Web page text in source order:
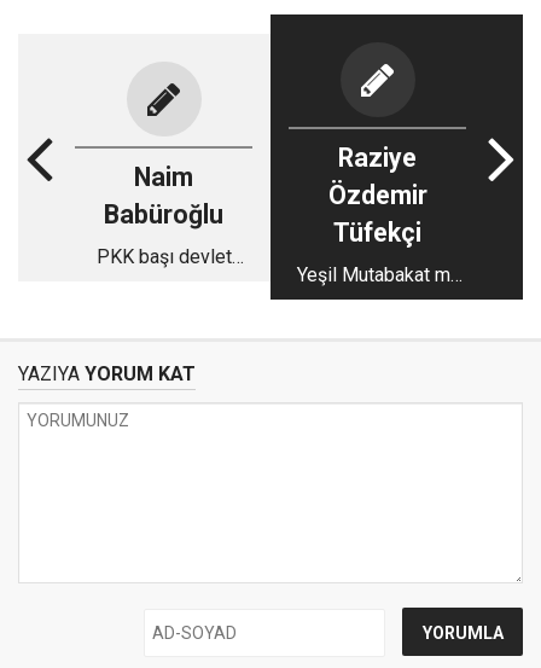
Naim
Babüroğlu
PKK başı devlet
Raziye
Özdemir
Tüfekçi
Yeşil Mutabakat mı,
Yeşil Makyaj mı?
YAZIYA YORUM KAT